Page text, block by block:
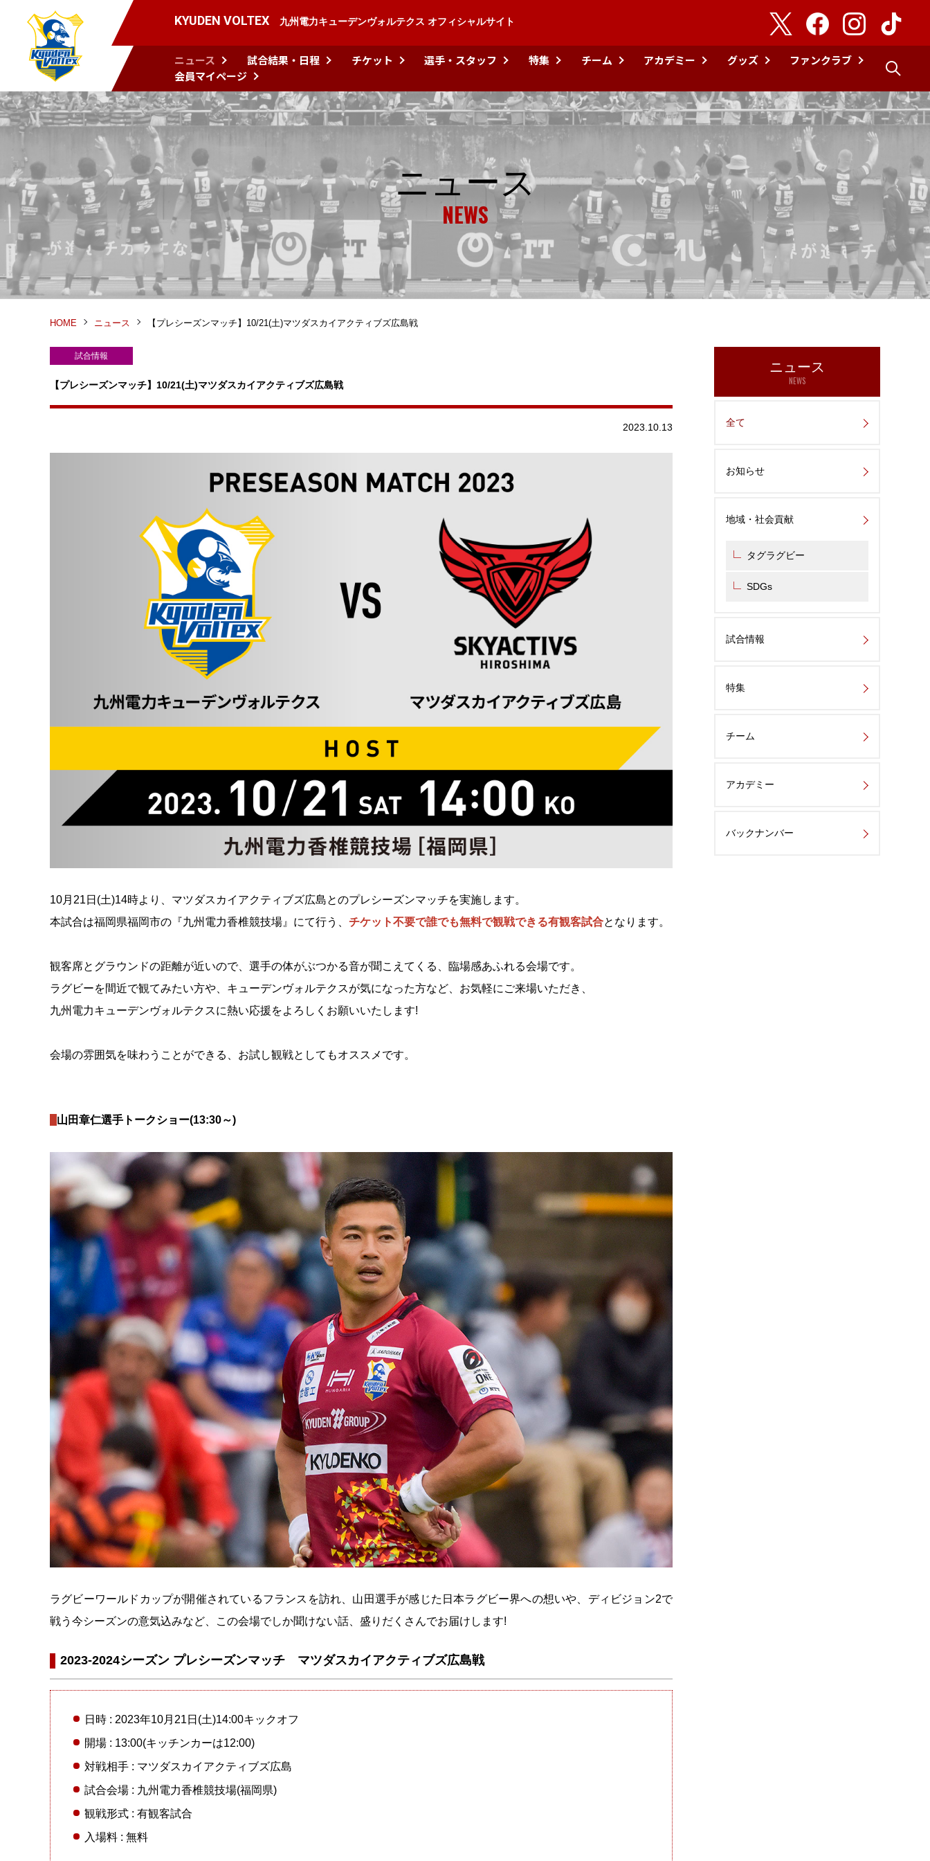
KYUDEN VOLTEX 九州電力キューデンヴォルテクス オフィシャルサイト
ニュース 試合結果・日程 チケット 選手・スタッフ 特集 チーム アカデミー グッズ
ファンクラブ
会員マイページ
ニュース
NEWS
HOME ニュース 【プレシーズンマッチ】10/21(土)マツダスカイアクティブズ広島戦
試合情報
【プレシーズンマッチ】10/21(土)マツダスカイアクティブズ広島戦
2023.10.13
10月21日(土)14時より、マツダスカイアクティブズ広島とのプレシーズンマッチを実施します。
本試合は福岡県福岡市の『九州電力香椎競技場』にて行う、 チケット不要で誰でも無料で観戦できる有観客試合となります。
観客席とグラウンドの距離が近いので、選手の体がぶつかる音が聞こえてくる、臨場感あふれる会場です。
ラグビーを間近で観てみたい方や、キューデンヴォルテクスが気になった方など、お気軽にご来場いただき、
九州電力キューデンヴォルテクスに熱い応援をよろしくお願いいたします!
会場の雰囲気を味わうことができる、お試し観戦としてもオススメです。
山田章仁選手トークショー(13:30～)
ラグビーワールドカップが開催されているフランスを訪れ、山田選手が感じた日本ラグビー界への想いや、ディビジョン2で
戦う今シーズンの意気込みなど、この会場でしか聞けない話、盛りだくさんでお届けします!
2023-2024シーズン プレシーズンマッチ マツダスカイアクティブズ広島戦
日時 : 2023年10月21日(土)14:00キックオフ
開場 : 13:00(キッチンカーは12:00)
対戦相手 : マツダスカイアクティブズ広島
試合会場 : 九州電力香椎競技場(福岡県)
観戦形式 : 有観客試合
入場料 : 無料
ニュース
NEWS
全て
お知らせ
地域・社会貢献
タグラグビー
SDGs
試合情報
特集
チーム
アカデミー
バックナンバー